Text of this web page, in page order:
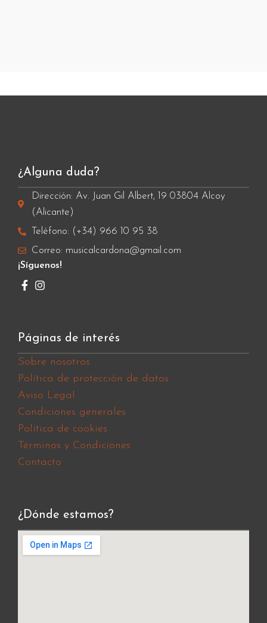
¿Alguna duda?
Dirección: Av. Juan Gil Albert, 19 03804 Alcoy
(Alicante)
Teléfono: (+34) 966 10 95 38
Correo: musicalcardona@gmail.com
¡Síguenos!
Páginas de interés
Sobre nosotros
Política de protección de datos
Aviso Legal
Condiciones generales
Política de cookies
Términos y Condiciones
Contacto
¿Dónde estamos?